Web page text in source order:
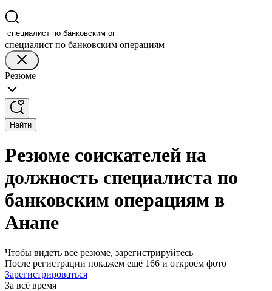
специалист по банковским операциям
Резюме
Найти
Резюме соискателей на
должность специалиста по
банковским операциям в
Анапе
Чтобы видеть все резюме, зарегистрируйтесь
После регистрации покажем ещё 166 и откроем фото
Зарегистрироваться
За всё время